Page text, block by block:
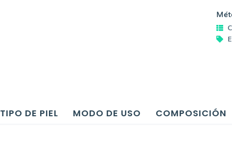
TIPO DE PIEL MODO DE USO COMPOSICIÓN